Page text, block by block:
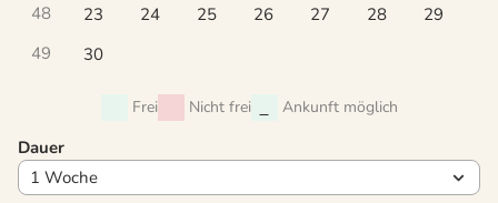
48
23 24 25 26 27 28
29
49
30
Frei Nicht frei Ankunft möglich
Dauer